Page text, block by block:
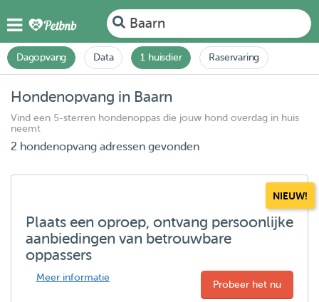
Baarn
Dagopvang Data 1 huisdier Raservaring
Hondenopvang in Baarn
Vind een 5-sterren hondenoppas die jouw hond overdag in huis
neemt
2 hondenopvang adressen gevonden
NIEUW!
Plaats een oproep, ontvang persoonlijke
aanbiedingen van betrouwbare
oppassers
Meer informatie
Probeer het nu